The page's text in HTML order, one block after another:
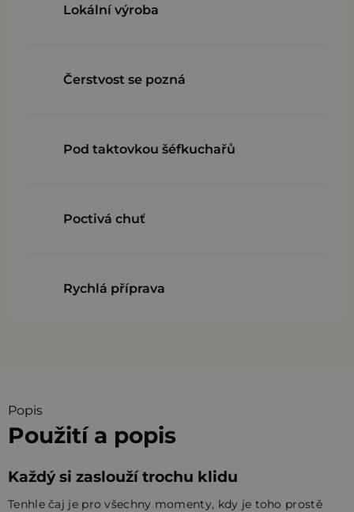
Lokální výroba
Čerstvost se pozná
Pod taktovkou šéfkuchařů
Poctivá chuť
Rychlá příprava
Popis
Použití a popis
Každý si zaslouží trochu klidu
Tenhle čaj je pro všechny momenty, kdy je toho prostě